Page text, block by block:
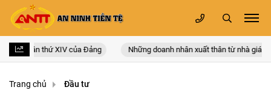
lần thứ XIV của Đảng Những doanh nhân xuất thân từ nhà giáo
Trang chủ Đầu tư